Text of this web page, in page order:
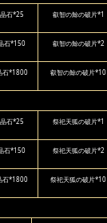
石*25 叡智の鯨の破片*1
石*150 叡智の鯨の破片*2
石*1800 叡智の鯨の破片*10
石*25 祭祀天狐の破片*1
石*150 祭祀天狐の破片*2
石*1800 祭祀天狐の破片*10